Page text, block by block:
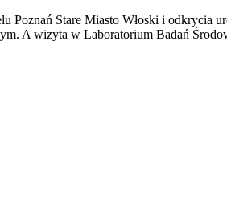
Poznań Stare Miasto Włoski i
A wizyta w Laboratorium Badań